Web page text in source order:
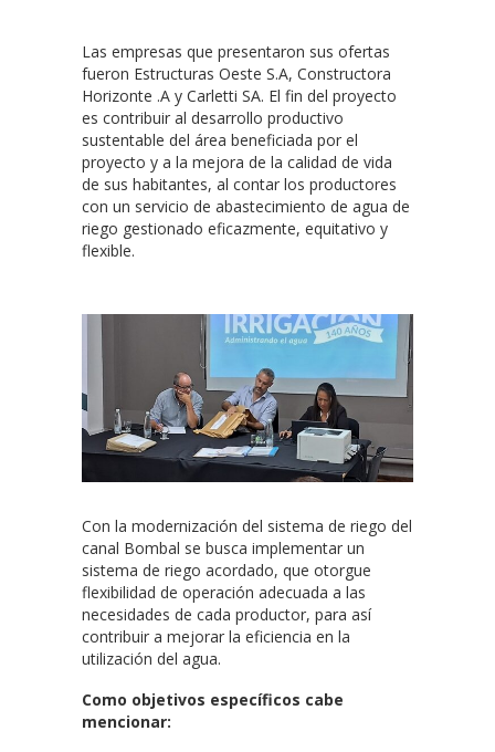
Las empresas que presentaron sus ofertas
fueron Estructuras Oeste S.A, Constructora
Horizonte .A y Carletti SA. El fin del proyecto
es contribuir al desarrollo productivo
sustentable del área beneficiada por el
proyecto y a la mejora de la calidad de vida
de sus habitantes, al contar los productores
con un servicio de abastecimiento de agua de
riego gestionado eficazmente, equitativo y
flexible.
Con la modernización del sistema de riego del
canal Bombal se busca implementar un
sistema de riego acordado, que otorgue
flexibilidad de operación adecuada a las
necesidades de cada productor, para así
contribuir a mejorar la eficiencia en la
utilización del agua.
Como objetivos específicos cabe
mencionar: